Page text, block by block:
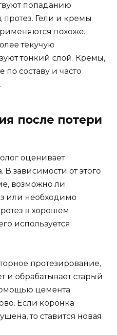
попаданию
Гели и кремы
похоже.
текучую
тонкий слой. Кремы,
по составу и часто
после потери
оценивает
В зависимости от этого
возможно ли
или необходимо
в хорошем
используется
протезирование,
и обрабатывает старый
цемента
Если коронка
то ставится новая